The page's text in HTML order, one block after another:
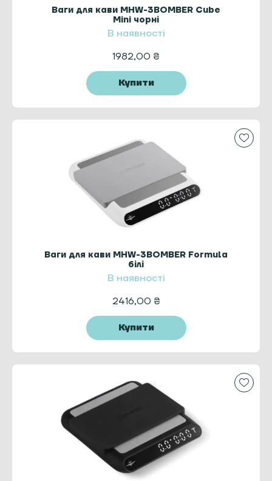
Ваги для кави MHW-3BOMBER Cube
Mini чорні
В наявності
1982,00 ₴
Купити
Ваги для кави MHW-3BOMBER Formula
білі
В наявності
2416,00 ₴
Купити